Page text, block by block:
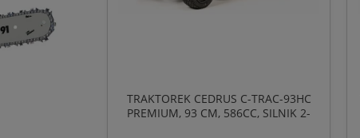
TRAKTOREK CEDRUS C-TRAC-93HC
PREMIUM, 93 CM, 586CC, SILNIK 2-